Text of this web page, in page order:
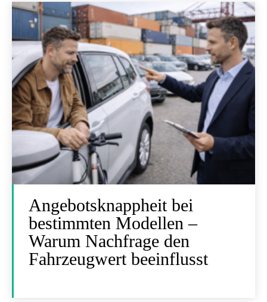
Angebotsknappheit bei
bestimmten Modellen –
Warum Nachfrage den
Fahrzeugwert beeinflusst